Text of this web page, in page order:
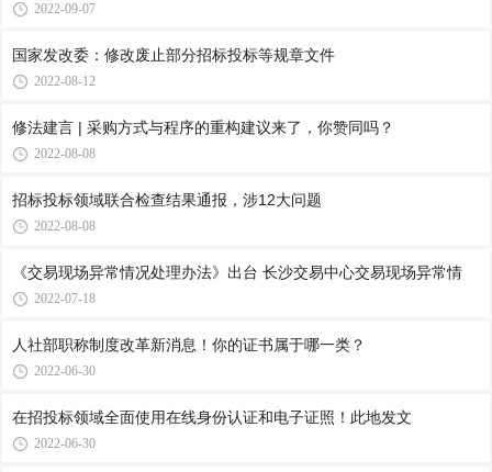
2022-09-07
国家发改委：修改废止部分招标投标等规章文件
2022-08-12
修法建言 | 采购方式与程序的重构建议来了，你赞同吗？
2022-08-08
招标投标领域联合检查结果通报，涉12大问题
2022-08-08
《交易现场异常情况处理办法》出台 长沙交易中心交易现场异常情
2022-07-18
人社部职称制度改革新消息！你的证书属于哪一类？
2022-06-30
在招投标领域全面使用在线身份认证和电子证照！此地发文
2022-06-30